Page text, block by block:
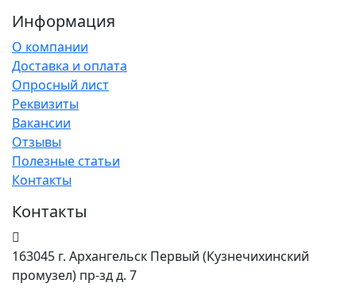
Информация
О компании
Доставка и оплата
Опросный лист
Реквизиты
Вакансии
Отзывы
Полезные статьи
Контакты
Контакты
163045 г. Архангельск Первый (Кузнечихинский
промузел) пр-зд д. 7